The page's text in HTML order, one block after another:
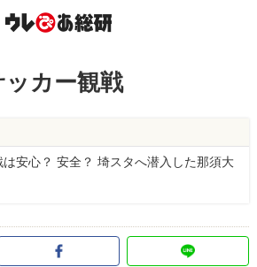
ッカー観戦
は安心？ 安全？ 埼スタへ潜入した那須大